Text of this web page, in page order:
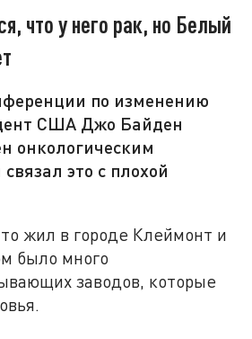
что у него рак, но Белый
по изменению
США Джо Байден
онкологическим
это с плохой
жил в городе Клеймонт и
было много
заводов, которые